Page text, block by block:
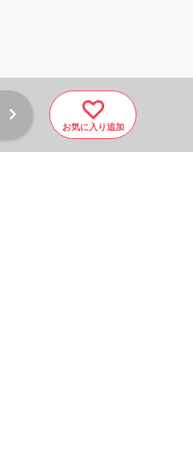
お気に入り追加